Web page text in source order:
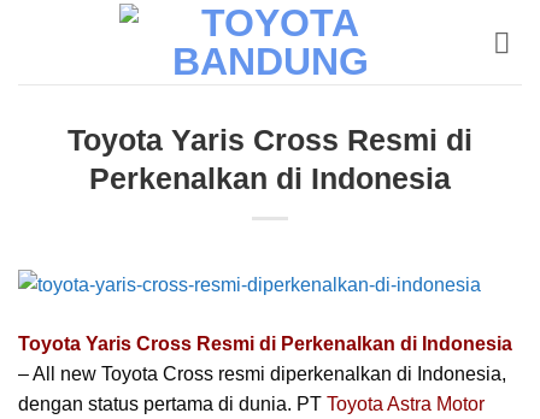
Toyota Yaris Cross Resmi di
Perkenalkan di Indonesia
Toyota Yaris Cross Resmi di Perkenalkan di Indonesia
– All new Toyota Cross resmi diperkenalkan di Indonesia,
dengan status pertama di dunia. PT Toyota Astra Motor